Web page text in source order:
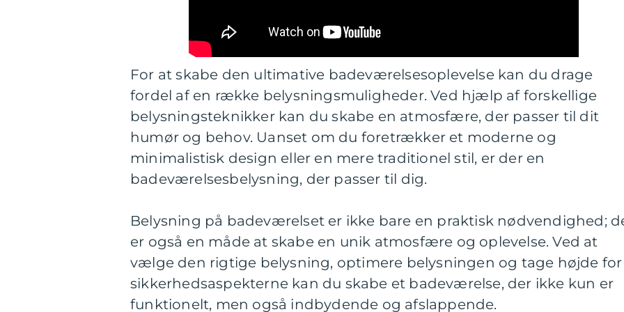
For at skabe den ultimative badeværelsesoplevelse kan du drage
fordel af en række belysningsmuligheder. Ved hjælp af forskellige
belysningsteknikker kan du skabe en atmosfære, der passer til dit
humør og behov. Uanset om du foretrækker et moderne og
minimalistisk design eller en mere traditionel stil, er der en
badeværelsesbelysning, der passer til dig.
Belysning på badeværelset er ikke bare en praktisk nødvendighed;
er også en måde at skabe en unik atmosfære og oplevelse. Ved at
vælge den rigtige belysning, optimere belysningen og tage højde for
sikkerhedsaspekterne kan du skabe et badeværelse, der ikke kun er
funktionelt, men også indbydende og afslappende.